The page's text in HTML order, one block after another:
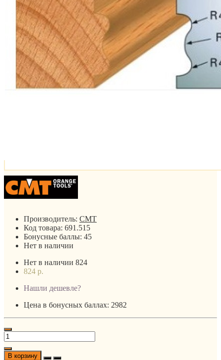
Производитель: CMT
Код товара: 691.515
Бонусные баллы: 45
Нет в наличии
Нет в наличии 824
824 р.
Нашли дешевле?
Цена в бонусных баллах: 2982
В корзину